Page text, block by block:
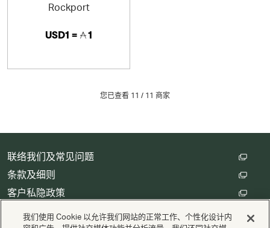
Rockport
USD1 = 1
您已查看 11 / 11 商家
联络我们及常见问题
条款及细则
客户私隐政策
数码存根设定
我们使用 Cookie 以允许我们网站的正常工作、个性化设计内